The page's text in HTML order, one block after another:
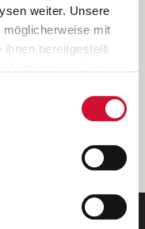
weiter. Unsere
mit
bereitgestellt
so stimmen
zu. Sie können
jederzeit widerrufen,
und diese
weitergegeben
gegenüber dem
entnehmen.